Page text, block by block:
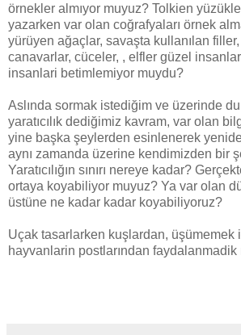
örnekler almıyor muyuz? Tolkien
yazarken var olan coğrafyaları örnek
yürüyen ağaçlar, savaşta kullanılan
canavarlar, cüceler, , elfler güzel
insanlari betimlemiyor muydu?
Aslında sormak istediğim ve üzerinde
yaratıcılık dediğimiz kavram, var olan
yine başka şeylerden esinlenerek
aynı zamanda üzerine kendimizden bir
Yaratıcılığın sınırı nereye kadar?
ortaya koyabiliyor muyuz? Ya var olan
üstüne ne kadar kadar koyabiliyoruz?
Uçak tasarlarken kuşlardan, üşümemek
hayvanlarin postlarından faydalanmadik